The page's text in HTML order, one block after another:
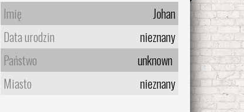
Imię
Johan
Data urodzin
nieznany
Państwo
unknown
Miasto
nieznany